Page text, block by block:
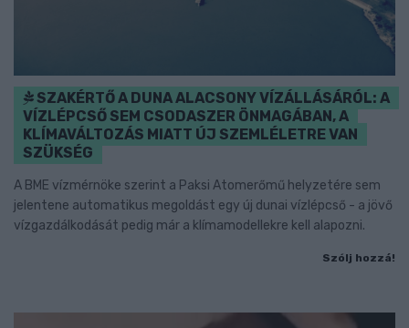
SZAKÉRTŐ A DUNA ALACSONY VÍZÁLLÁSÁRÓL: A
VÍZLÉPCSŐ SEM CSODASZER ÖNMAGÁBAN, A
KLÍMAVÁLTOZÁS MIATT ÚJ SZEMLÉLETRE VAN
SZÜKSÉG
A BME vízmérnöke szerint a Paksi Atomerőmű helyzetére sem
jelentene automatikus megoldást egy új dunai vízlépcső - a jövő
vízgazdálkodását pedig már a klímamodellekre kell alapozni.
Szólj hozzá!